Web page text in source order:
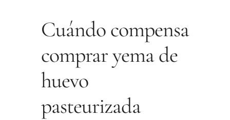
Cuándo compensa
comprar yema de
huevo
pasteurizada